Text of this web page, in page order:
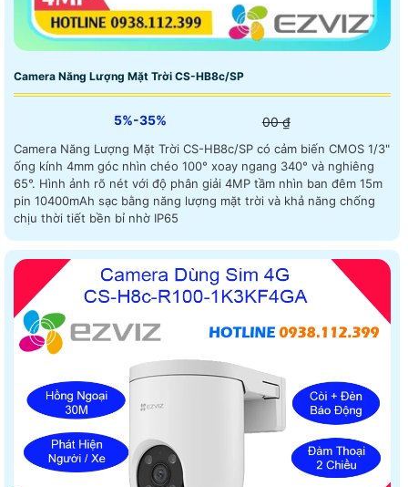
Camera Năng Lượng Mặt Trời CS-HB8c/SP
5%-35% 00 ₫
Camera Năng Lượng Mặt Trời CS-HB8c/SP có cảm biến CMOS 1/3"
ống kính 4mm góc nhìn chéo 100° xoay ngang 340° và nghiêng
65°. Hình ảnh rõ nét với độ phân giải 4MP tầm nhìn ban đêm 15m
pin 10400mAh sạc bằng năng lượng mặt trời và khả năng chống
chịu thời tiết bền bỉ nhờ IP65